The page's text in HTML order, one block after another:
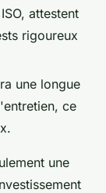
attestent
rigoureux
une longue
ce
une